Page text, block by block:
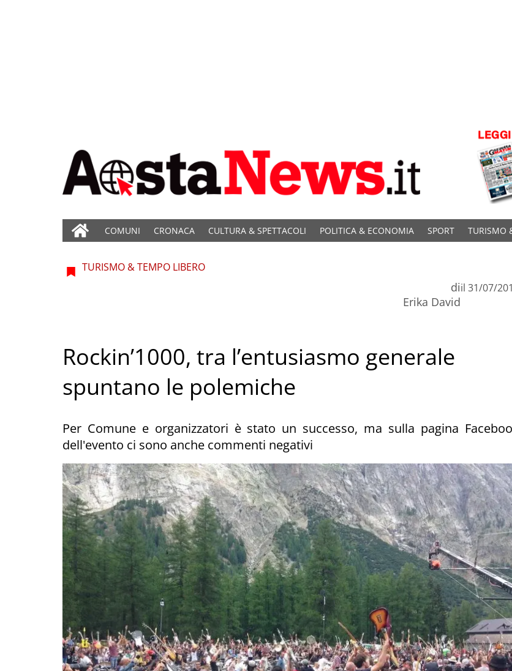
COMUNI CRONACA CULTURA & SPETTACOLI POLITICA & ECONOMIA SPORT TURISMO
TURISMO & TEMPO LIBERO
di
Erika David
il 31/07/
Rockin’1000, tra l’entusiasmo generale
spuntano le polemiche
Per Comune e organizzatori è stato un successo, ma sulla pagina
dell'evento ci sono anche commenti negativi